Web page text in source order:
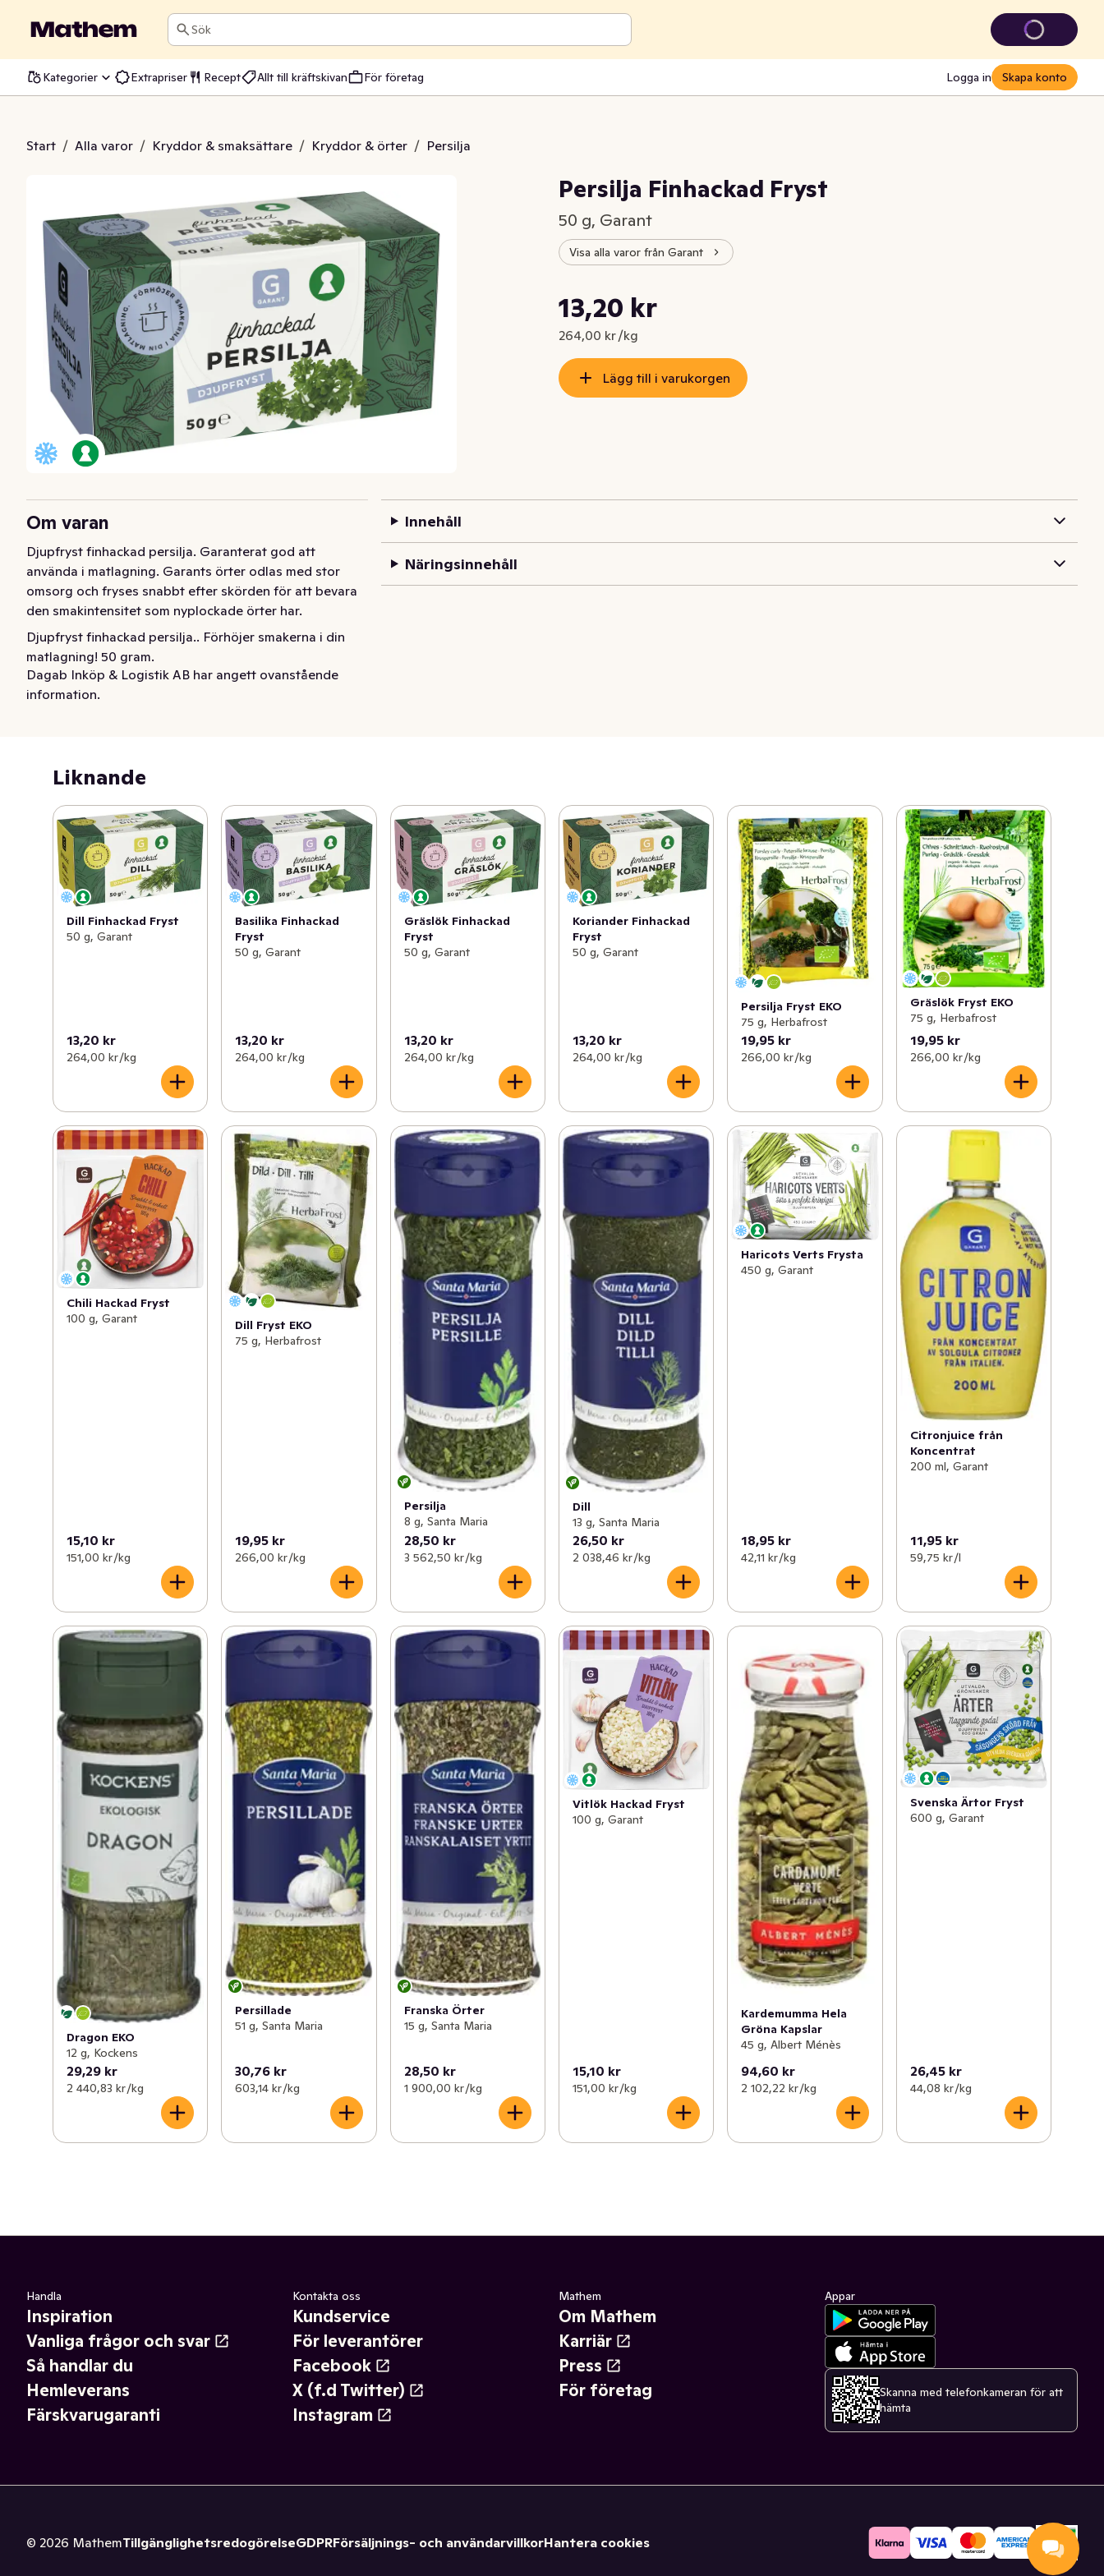
Sök
Kategorier Extrapriser Recept Allt till kräftskivan För företag Logga in Skapa konto
Start / Alla varor / Kryddor & smaksättare / Kryddor & örter / Persilja
Fryst
Persilja Finhackad Fryst
50 g, Garant
Visa alla varor från Garant
Nuvarande pris är: 13,20 kr
13,20 kr
264,00 kr /kg
Styckpris: 264,00 kr /kg
Lägg till i varukorgen
Om varan
Djupfryst finhackad persilja. Garanterat god att
använda i matlagning. Garants örter odlas med stor
omsorg och fryses snabbt efter skörden för att bevara
den smakintensitet som nyplockade örter har.
Djupfryst finhackad persilja.. Förhöjer smakerna i din
matlagning! 50 gram.
Dagab Inköp & Logistik AB har angett ovanstående
information.
Innehåll
Näringsinnehåll
Liknande
Dill Finhackad Fryst
50 g, Garant
13,20 kr
264,00 kr /kg
Basilika Finhackad
Fryst
50 g, Garant
13,20 kr
264,00 kr /kg
Gräslök Finhackad
Fryst
50 g, Garant
13,20 kr
264,00 kr /kg
Koriander Finhackad
Fryst
50 g, Garant
13,20 kr
264,00 kr /kg
Persilja Fryst EKO
75 g, Herbafrost
19,95 kr
266,00 kr /kg
Gräslök Fryst EKO
75 g, Herbafrost
19,95 kr
266,00 kr /kg
Chili Hackad Fryst
100 g, Garant
15,10 kr
151,00 kr /kg
Dill Fryst EKO
75 g, Herbafrost
19,95 kr
266,00 kr /kg
Persilja
8 g, Santa Maria
28,50 kr
3 562,50 kr /kg
Dill
13 g, Santa Maria
26,50 kr
2 038,46 kr /kg
Haricots Verts Frysta
450 g, Garant
18,95 kr
42,11 kr /kg
Citronjuice från
Koncentrat
200 ml, Garant
11,95 kr
59,75 kr /l
Dragon EKO
12 g, Kockens
29,29 kr
2 440,83 kr /kg
Persillade
51 g, Santa Maria
30,76 kr
603,14 kr /kg
Franska Örter
15 g, Santa Maria
28,50 kr
1 900,00 kr /kg
Vitlök Hackad Fryst
100 g, Garant
15,10 kr
151,00 kr /kg
Kardemumma Hela
Gröna Kapslar
45 g, Albert Ménès
94,60 kr
2 102,22 kr /kg
Svenska Ärtor Fryst
600 g, Garant
26,45 kr
44,08 kr /kg
Handla
Inspiration
Vanliga frågor och svar
Så handlar du
Hemleverans
Färskvarugaranti
Kontakta oss
Kundservice
För leverantörer
Facebook
X (f.d Twitter)
Instagram
Mathem
Om Mathem
Karriär
Press
För företag
Appar
Skanna med telefonkameran för att
hämta
© 2026 MathemTillgänglighetsredogörelseGDPRFörsäljnings- och användarvillkorHantera cookies